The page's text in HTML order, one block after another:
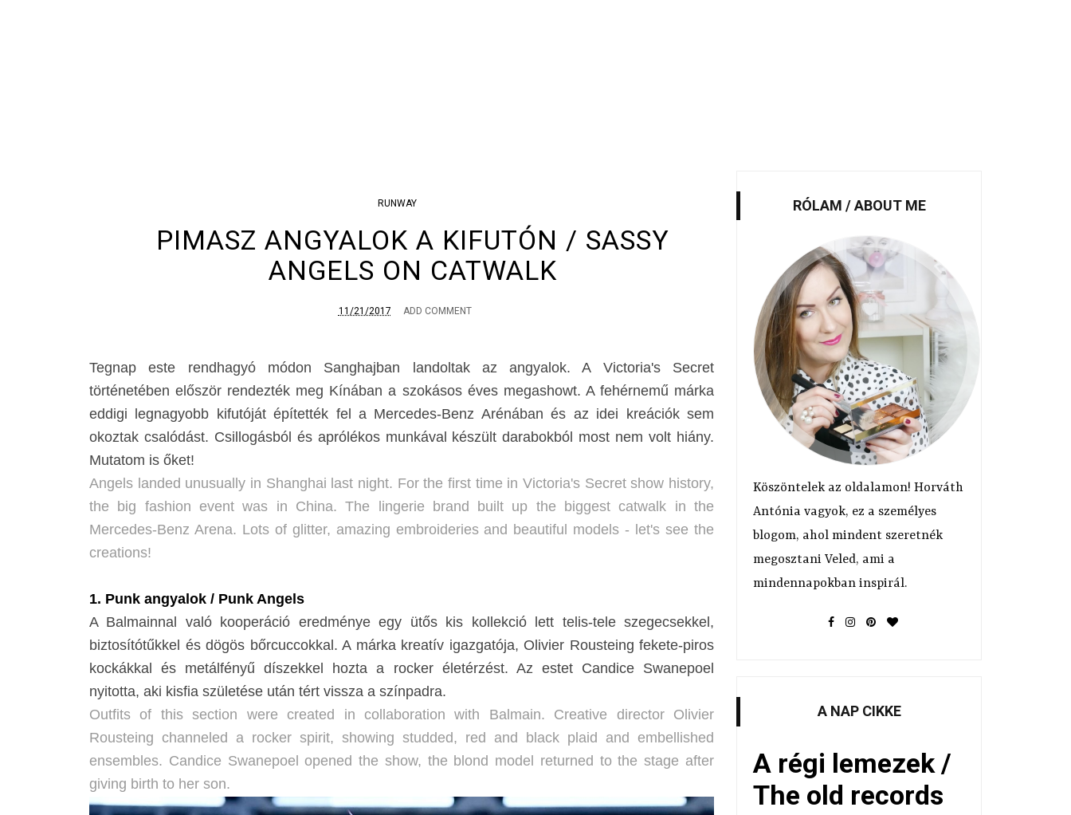
RUNWAY
PIMASZ ANGYALOK A KIFUTÓN / SASSY
ANGELS ON CATWALK
11/21/2017 ADD COMMENT
Tegnap este rendhagyó módon Sanghajban landoltak az angyalok. A Victoria's Secret
történetében először rendezték meg Kínában a szokásos éves megashowt. A fehérnemű márka
eddigi legnagyobb kifutóját építették fel a Mercedes-Benz Arénában és az idei kreációk sem
okoztak csalódást. Csillogásból és aprólékos munkával készült darabokból most nem volt hiány.
Mutatom is őket!
Angels landed unusually in Shanghai last night. For the first time in Victoria's Secret show history,
the big fashion event was in China. The lingerie brand built up the biggest catwalk in the
Mercedes-Benz Arena. Lots of glitter, amazing embroideries and beautiful models - let's see the
creations!
1. Punk angyalok / Punk Angels
A Balmainnal való kooperáció eredménye egy ütős kis kollekció lett telis-tele szegecsekkel,
biztosítótűkkel és dögös bőrcuccokkal. A márka kreatív igazgatója, Olivier Rousteing fekete-piros
kockákkal és metálfényű díszekkel hozta a rocker életérzést. Az estet Candice Swanepoel
nyitotta, aki kisfia születése után tért vissza a színpadra.
Outfits of this section were created in collaboration with Balmain. Creative director Olivier
Rousteing channeled a rocker spirit, showing studded, red and black plaid and embellished
ensembles. Candice Swanepoel opened the show, the blond model returned to the stage after
giving birth to her son.
RÓLAM / ABOUT ME
Köszöntelek az oldalamon! Horváth
Antónia vagyok, ez a személyes
blogom, ahol mindent szeretnék
megosztani Veled, ami a
mindennapokban inspirál.
A NAP CIKKE
A régi lemezek /
The old records